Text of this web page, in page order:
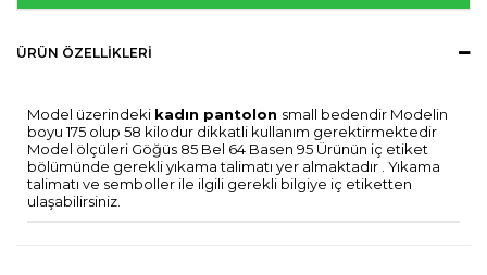
ÜRÜN ÖZELLIKLERI
Model üzerindeki kadın pantolon small bedendir Modelin
boyu 175 olup 58 kilodur dikkatli kullanım gerektirmektedir
Model ölçüleri Göğüs 85 Bel 64 Basen 95 Ürünün iç etiket
bölümünde gerekli yıkama talimatı yer almaktadır . Yıkama
talimatı ve semboller ile ilgili gerekli bilgiye iç etiketten
ulaşabilirsiniz.